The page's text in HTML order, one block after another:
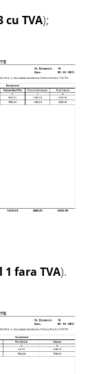
cu TVA);
1 fara TVA).